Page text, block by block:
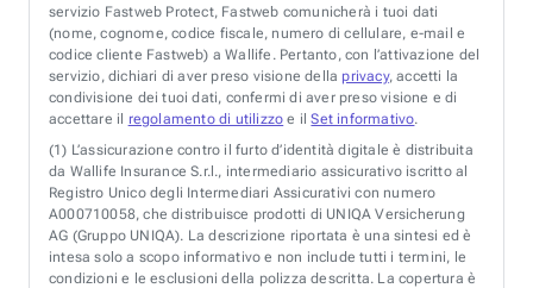
servizio Fastweb Protect, Fastweb comunicherà i tuoi dati
(nome, cognome, codice fiscale, numero di cellulare, e-mail e
codice cliente Fastweb) a Wallife. Pertanto, con l’attivazione del
servizio, dichiari di aver preso visione della privacy, accetti la
condivisione dei tuoi dati, confermi di aver preso visione e di
accettare il regolamento di utilizzo e ilSet informativo.
(1) L’assicurazione contro il furto d’identità digitale è distribuita
da Wallife Insurance S.r.l., intermediario assicurativo iscritto al
Registro Unico degli Intermediari Assicurativi con numero
A000710058, che distribuisce prodotti di UNIQA Versicherung
AG (Gruppo UNIQA). La descrizione riportata è una sintesi ed è
intesa solo a scopo informativo e non include tutti i termini, le
condizioni e le esclusioni della polizza descritta. La copertura è